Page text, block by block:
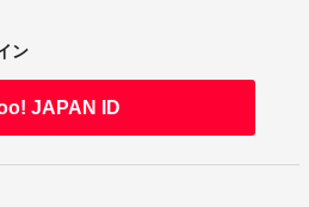
ン
JAPAN ID